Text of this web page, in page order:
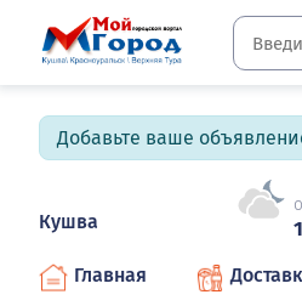
Добавьте ваше
Кушва
Главная